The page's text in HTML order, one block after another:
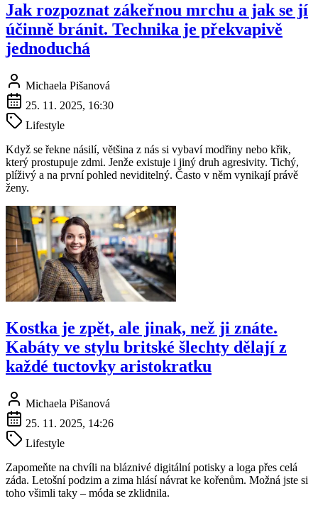
Jak rozpoznat zákeřnou mrchu a jak se jí
účinně bránit. Technika je překvapivě
jednoduchá
Michaela Pišanová
25. 11. 2025, 16:30
Lifestyle
Když se řekne násilí, většina z nás si vybaví modřiny nebo křik,
který prostupuje zdmi. Jenže existuje i jiný druh agresivity. Tichý,
plíživý a na první pohled neviditelný. Často v něm vynikají právě
ženy.
Kostka je zpět, ale jinak, než ji znáte.
Kabáty ve stylu britské šlechty dělají z
každé tuctovky aristokratku
Michaela Pišanová
25. 11. 2025, 14:26
Lifestyle
Zapomeňte na chvíli na bláznivé digitální potisky a loga přes celá
záda. Letošní podzim a zima hlásí návrat ke kořenům. Možná jste si
toho všimli taky – móda se zklidnila.